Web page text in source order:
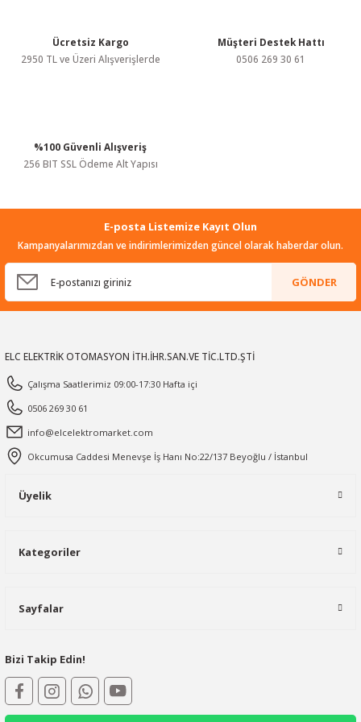
Ücretsiz Kargo
2950 TL ve Üzeri Alışverişlerde
Müşteri Destek Hattı
0506 269 30 61
%100 Güvenli Alışveriş
256 BIT SSL Ödeme Alt Yapısı
E-posta Listemize Kayıt Olun
Kampanyalarımızdan ve indirimlerimizden güncel olarak haberdar olun.
GÖNDER
ELC ELEKTRİK OTOMASYON İTH.İHR.SAN.VE TİC.LTD.ŞTİ
Çalışma Saatlerimiz 09:00-17:30 Hafta içi
0506 269 30 61
info@elcelektromarket.com
Okcumusa Caddesi Menevşe İş Hanı No:22/137 Beyoğlu / İstanbul
Üyelik
Kategoriler
Sayfalar
Bizi Takip Edin!